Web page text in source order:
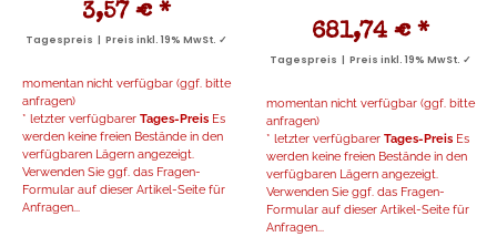
3,57 € *
Tagespreis | Preis inkl. 19% MwSt. ✓
momentan nicht verfügbar (ggf. bitte
anfragen)
* letzter verfügbarer Tages-Preis Es
werden keine freien Bestände in den
verfügbaren Lägern angezeigt.
Verwenden Sie ggf. das Fragen-
Formular auf dieser Artikel-Seite für
Anfragen...
681,74 € *
Tagespreis | Preis inkl. 19% MwSt. ✓
momentan nicht verfügbar (ggf. bitte
anfragen)
* letzter verfügbarer Tages-Preis Es
werden keine freien Bestände in den
verfügbaren Lägern angezeigt.
Verwenden Sie ggf. das Fragen-
Formular auf dieser Artikel-Seite für
Anfragen...